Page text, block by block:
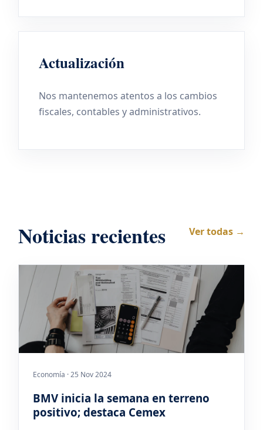
Actualización
Nos mantenemos atentos a los cambios
fiscales, contables y administrativos.
Noticias recientes Ver todas →
Economía · 25 Nov 2024
BMV inicia la semana en terreno
positivo; destaca Cemex